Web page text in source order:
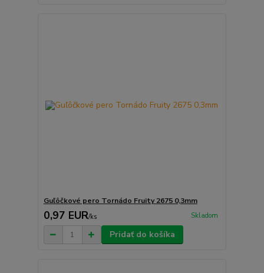
Guľôčkové pero Tornádo Fruity 2675 0,3mm
0,97 EUR/ks Skladom
Pridať do košíka